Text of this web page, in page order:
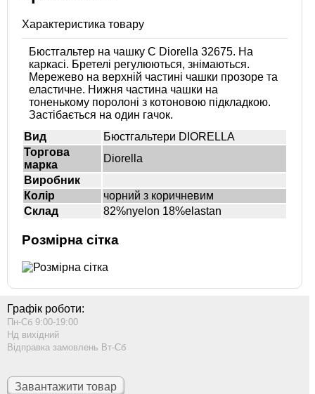
Характеристика товару
Бюстгальтер на чашку С Diorella 32675. На
каркасі. Бретелі регулюються, знімаються.
Мережево на верхній частині чашки прозоре та
еластичне. Нижня частина чашки на
тоненькому поролоні з котоновою підкладкою.
Застібається на один гачок.
Вид
Бюстгальтери DIORELLA
Торгова
марка
Diorella
Виробник
Колір
чорний з коричневим
Склад
82%nyelon 18%elastan
Розмірна сітка
Графік роботи:
Пн-Сб 9:00-19:00
Нд вихідний
Відправка замовлень Вт-Сб
Завантажити товар